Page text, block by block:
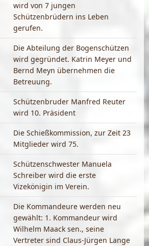
wird von 7 jungen
Schützenbrüdern ins Leben
gerufen.
Die Abteilung der Bogenschützen
wird gegründet. Katrin Meyer und
Bernd Meyn übernehmen die
Betreuung.
Schützenbruder Manfred Reuter
wird 10. Präsident
Die Schießkommission, zur Zeit 23
Mitglieder wird 75.
Schützenschwester Manuela
Schreiber wird die erste
Vizekönigin im Verein.
Die Kommandeure werden neu
gewählt: 1. Kommandeur wird
Wilhelm Maack sen., seine
Vertreter sind Claus-Jürgen Lange